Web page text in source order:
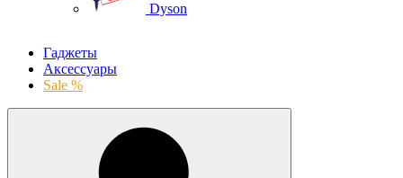
Dyson
Гаджеты
Аксессуары
Sale %